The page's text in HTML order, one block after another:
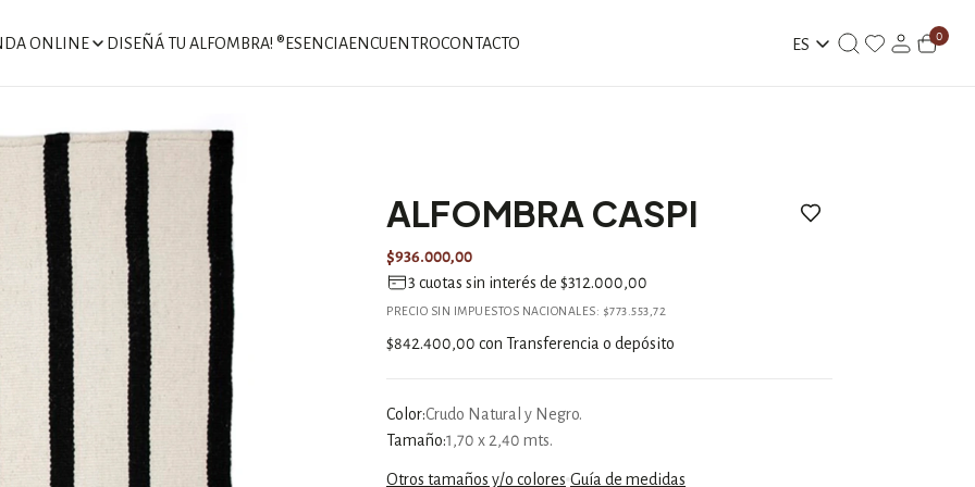
ONLINE DISEÑÁ TU ALFOMBRA! ®ESENCIAENCUENTROCONTACTO ES
0
ALFOMBRA CASPI
$936.000,00
3 cuotas sin interés de $312.000,00
PRECIO SIN IMPUESTOS NACIONALES: $773.553,72
$842.400,00 con Transferencia o depósito
Tamaño:1,70 x 2,40 mts.
Color:Crudo Natural y Negro.
Otros tamaños y/o colores Guía de medidas